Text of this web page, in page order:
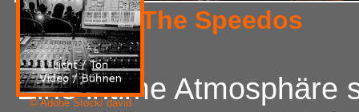
© Adobe Stock/ david
© The Speedos
Eine intime Atmosphäre